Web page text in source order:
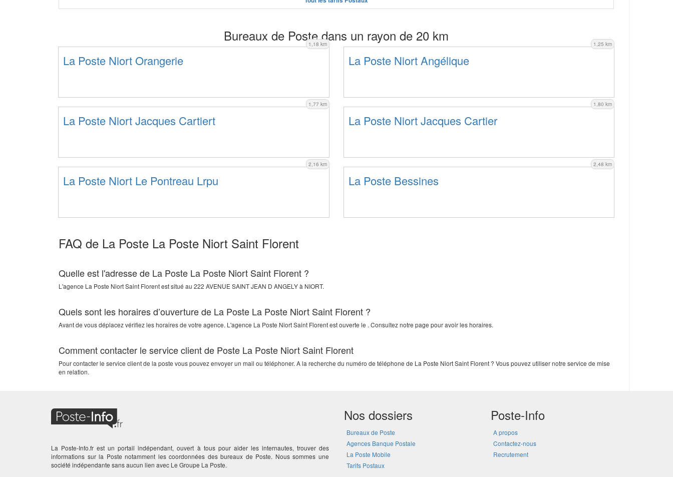
Bureaux de Poste dans un rayon de 20 km
1,18 km
La Poste Niort Orangerie
1,25 km
La Poste Niort Angélique
1,77 km
La Poste Niort Jacques Cartiert
1,80 km
La Poste Niort Jacques Cartier
2,16 km
La Poste Niort Le Pontreau Lrpu
2,48 km
La Poste Bessines
FAQ de La Poste La Poste Niort Saint Florent
Quelle est l'adresse de La Poste La Poste Niort Saint Florent ?
L'agence La Poste Niort Saint Florentest situé au 222 AVENUE SAINT JEAN D ANGELYà NIORT.
Quels sont les horaires d’ouverture de La Poste La Poste Niort Saint Florent ?
Avant de vous déplacez vérifiez les horaires de votre agence. L'agence La Poste Niort Saint Florent est ouverte le . Consultez notre page pour avoir les horaires.
Comment contacter le service client de Poste La Poste Niort Saint Florent
Pour contacter le service client de la poste vous pouvez envoyer un mail ou téléphoner. A la recherche du numéro de téléphone de La Poste Niort Saint Florent ? Vous pouvez utiliser notre service de mise
en relation.
La Poste-Info.fr est un portail indépendant, ouvert à tous pour aider les internautes, trouver des
informations sur la Poste notamment les coordonnées des bureaux de Poste. Nous sommes une
société indépendante sans aucun lien avec Le Groupe La Poste.
Nos dossiers
Bureaux de Poste
Agences Banque Postale
La Poste Mobile
Tarifs Postaux
Poste-Info
A propos
Contactez-nous
Recrutement